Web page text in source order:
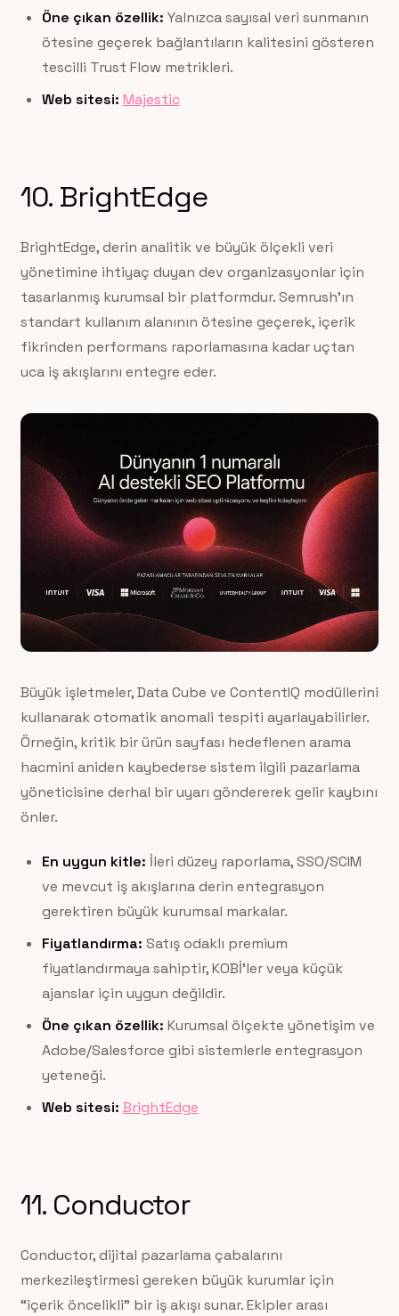
Öne çıkan özellik: Yalnızca sayısal veri sunmanın
ötesine geçerek bağlantıların kalitesini gösteren
tescilli Trust Flow metrikleri.
Web sitesi: Majestic
10. BrightEdge
BrightEdge, derin analitik ve büyük ölçekli veri
yönetimine ihtiyaç duyan dev organizasyonlar için
tasarlanmış kurumsal bir platformdur. Semrush’ın
standart kullanım alanının ötesine geçerek, içerik
fikrinden performans raporlamasına kadar uçtan
uca iş akışlarını entegre eder.
Büyük işletmeler, Data Cube ve ContentIQ modüllerini
kullanarak otomatik anomali tespiti ayarlayabilirler.
Örneğin, kritik bir ürün sayfası hedeflenen arama
hacmini aniden kaybederse sistem ilgili pazarlama
yöneticisine derhal bir uyarı göndererek gelir kaybını
önler.
En uygun kitle: İleri düzey raporlama, SSO/SCIM
ve mevcut iş akışlarına derin entegrasyon
gerektiren büyük kurumsal markalar.
Fiyatlandırma: Satış odaklı premium
fiyatlandırmaya sahiptir, KOBİ’ler veya küçük
ajanslar için uygun değildir.
Öne çıkan özellik: Kurumsal ölçekte yönetişim ve
Adobe/Salesforce gibi sistemlerle entegrasyon
yeteneği.
Web sitesi: BrightEdge
11. Conductor
Conductor, dijital pazarlama çabalarını
merkezileştirmesi gereken büyük kurumlar için
“içerik öncelikli” bir iş akışı sunar. Ekipler arası